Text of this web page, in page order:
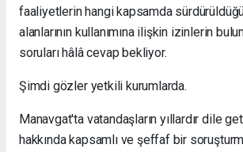
faaliyetlerin hangi kapsamda
alanlarının kullanımına ilişkin izinlerin
soruları hâlâ cevap bekliyor.
Şimdi gözler yetkili kurumlarda.
Manavgat'ta vatandaşların yıllardır dile
hakkında kapsamlı ve şeffaf bir